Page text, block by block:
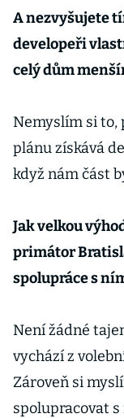
A nezvyšujete
developeři
celý dům
Nemyslím si to,
plánu získává
když nám část
Jak velkou
primátor
spolupráce s
Není žádné
vychází z
Zároveň si
spolupracovat